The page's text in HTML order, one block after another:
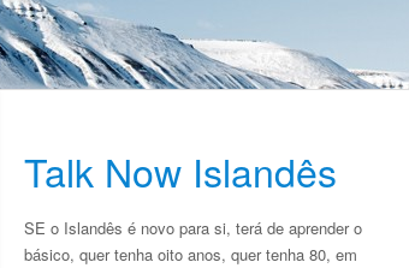
Talk Now Islandês
SE o Islandês é novo para si, terá de aprender o
básico, quer tenha oito anos, quer tenha 80, em